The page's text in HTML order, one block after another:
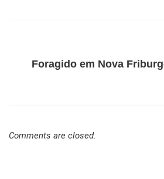
Foragido em Nova
Comments are closed.